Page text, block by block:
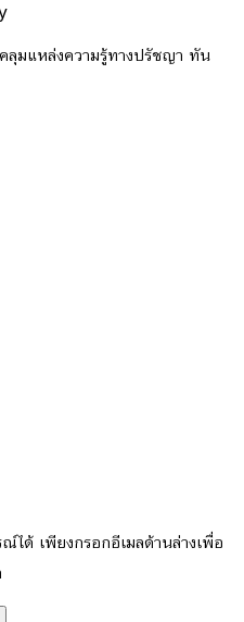
มแหล่งความรู้ทางปรัชญา ทัน
ด้ เพียงกรอกอีเมลด้านล่างเพื่อ